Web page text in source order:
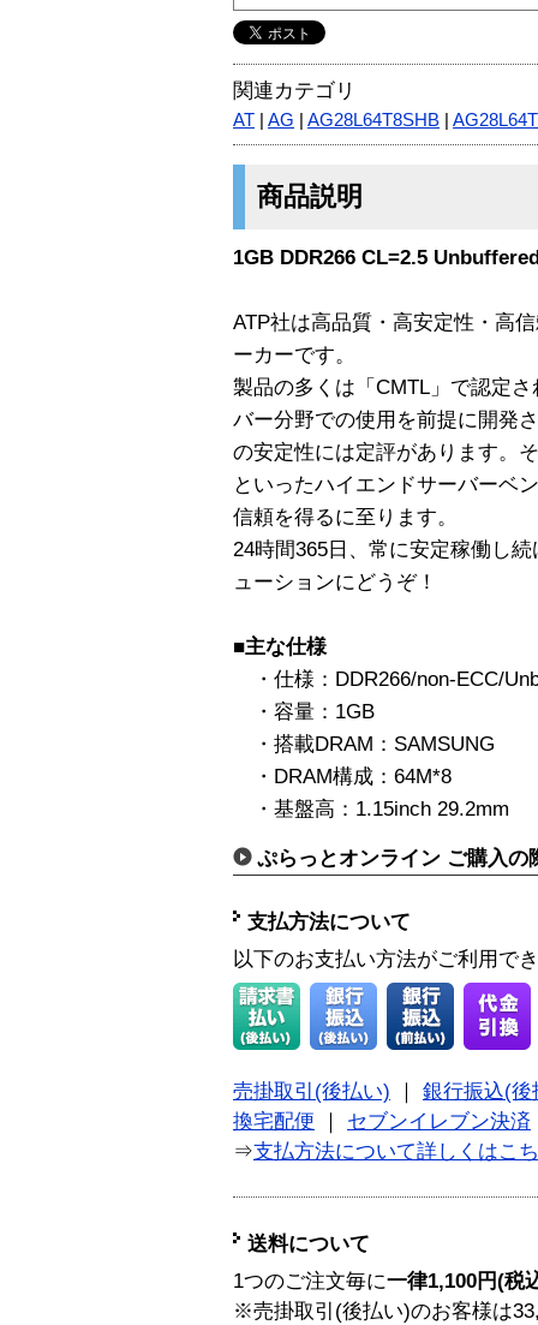
関連カテゴリ
AT AG AG28L64T8SHB
商品説明
1GB DDR266 CL=2.5
ATP社は高品質・高安定性・高
ーカーです。
製品の多くは「CMTL」で認定
バー分野での使用を前提に開発
の安定性には定評があります。
といったハイエンドサーバーベ
信頼を得るに至ります。
24時間365日、常に安定稼働し
ューションにどうぞ！
■主な仕様
・仕様：DDR266/non-ECC/
・容量：1GB
・搭載DRAM：SAMSUNG
・DRAM構成：64M*8
・基盤高：1.15inch 29.2mm
ぷらっとオンライン ご購入の
支払方法について
以下のお支払い方法がご利用で
売掛取引(後払い)
銀行振込(後
換宅配便
セブンイレブン決済
⇒支払方法について詳しくはこ
送料について
1つのご注文毎に一律1,100円(税
※売掛取引(後払い)のお客様は